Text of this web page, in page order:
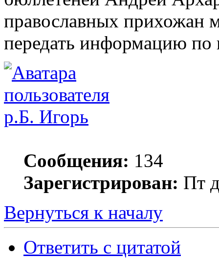
православных прихожан
передать информацию по
р.Б. Игорь
Сообщения: 134
Зарегистрирован: Пт
Вернуться к началу
Ответить с цитатой